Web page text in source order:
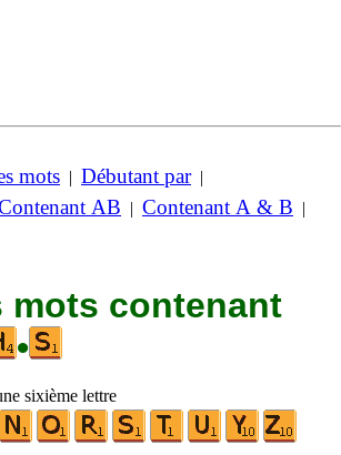
mots | Débutant par|
AB | Contenant A & B |
mots contenant
•
sixième lettre